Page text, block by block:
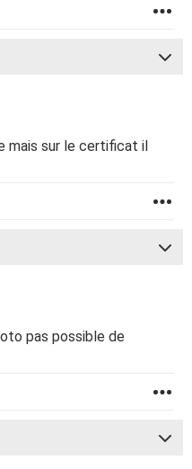
mais sur le certificat il
pas possible de